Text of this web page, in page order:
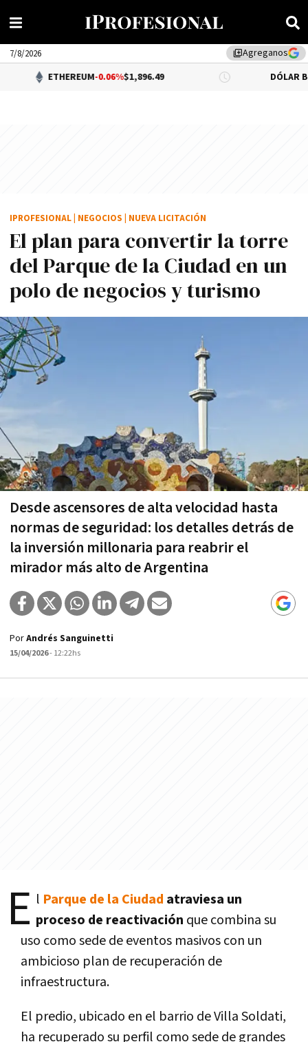
library_addAgreganos
7/8/2026
ETHEREUM-0.06%$1,896.49 DÓLAR BNA0.34%
El plan para convertir la torre
del Parque de la Ciudad en un
polo de negocios y turismo
Desde ascensores de alta velocidad hasta
normas de seguridad: los detalles detrás de
la inversión millonaria para reabrir el
mirador más alto de Argentina
IPROFESIONAL NEGOCIOS NUEVA LICITACIÓN
PorAndrés Sanguinetti
15/04/2026- 12:22hs
E l Parque de la Ciudad atraviesa un
proceso de reactivación que combina su
uso como sede de eventos masivos con un
ambicioso plan de recuperación de
infraestructura.
El predio, ubicado en el barrio de Villa Soldati,
ha recuperado su perfil como sede de grandes